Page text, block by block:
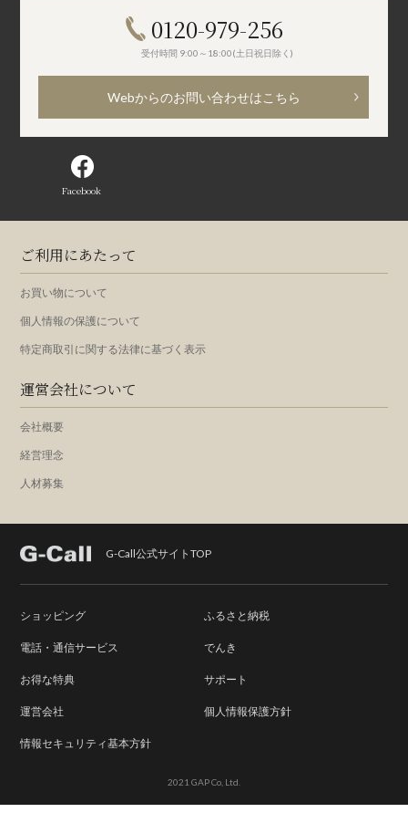
0120-979-256
受付時間 9:00～18:00(土日祝日除く)
Webからのお問い合わせはこちら
Facebook
ご利用にあたって
お買い物について
個人情報の保護について
特定商取引に関する法律に基づく表示
運営会社について
会社概要
経営理念
人材募集
G-Call公式サイトTOP
ショッピング ふるさと納税
電話・通信サービス でんき
お得な特典 サポート
運営会社 個人情報保護方針
情報セキュリティ基本方針
2021 GAP Co, Ltd.